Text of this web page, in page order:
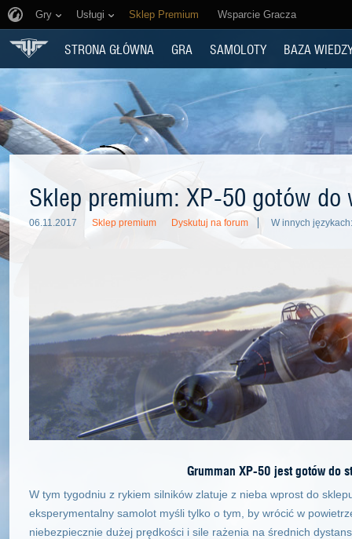
Gry Usługi Sklep Premium Wsparcie Gracza
STRONA GŁÓWNA GRA SAMOLOTY BAZA
Sklep premium: XP-50 gotów do
06.11.2017 Sklep premium Dyskutuj na forum W innych językach:
Grumman XP-50 jest gotów do
W tym tygodniu z rykiem silników zlatuje z nieba wprost do
eksperymentalny samolot myśli tylko o tym, by wrócić w
niebezpiecznie dużej prędkości i sile rażenia na średnich